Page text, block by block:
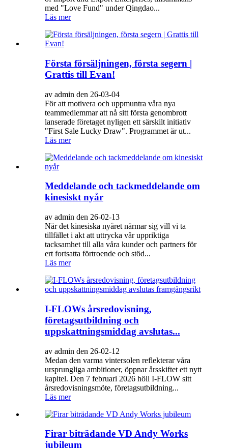
med "Love Fund" under Qingdao...
Läs mer
Första försäljningen, första segern |
Grattis till Evan!
av admin den 26-03-04
För att motivera och uppmuntra våra nya
teammedlemmar att nå sitt första genombrott
lanserade företaget nyligen ett särskilt initiativ
"First Sale Lucky Draw". Programmet är ut...
Läs mer
Meddelande och tackmeddelande om
kinesiskt nyår
av admin den 26-02-13
När det kinesiska nyåret närmar sig vill vi ta
tillfället i akt att uttrycka vår uppriktiga
tacksamhet till alla våra kunder och partners för
ert fortsatta förtroende och stöd...
Läs mer
I-FLOWs årsredovisning,
företagsutbildning och
uppskattningsmiddag avslutas...
av admin den 26-02-12
Medan den varma vintersolen reflekterar våra
ursprungliga ambitioner, öppnar årsskiftet ett nytt
kapitel. Den 7 februari 2026 höll I-FLOW sitt
årsredovisningsmöte, företagsutbildning...
Läs mer
Firar biträdande VD Andy Works
jubileum